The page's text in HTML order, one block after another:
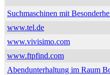
Suchmaschinen mit
www.tel.de
www.vivisimo.com
www.ftpfind.com
Abendunterhaltung im Raum